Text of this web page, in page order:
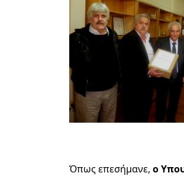
Όπως επεσήμανε,ο